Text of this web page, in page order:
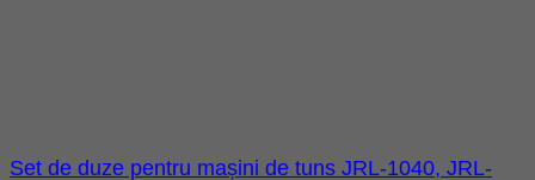
Set de duze pentru mașini de tuns JRL-1040, JRL-